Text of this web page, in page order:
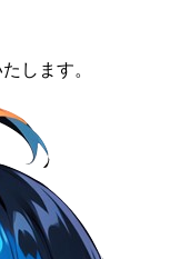
します。